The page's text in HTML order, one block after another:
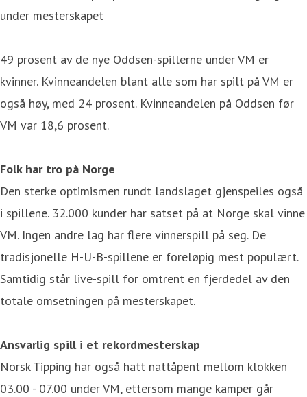
under mesterskapet
49 prosent av de nye Oddsen-spillerne under VM er
kvinner. Kvinneandelen blant alle som har spilt på VM er
også høy, med 24 prosent. Kvinneandelen på Oddsen før
VM var 18,6 prosent.
Folk har tro på Norge
Den sterke optimismen rundt landslaget gjenspeiles også
i spillene. 32.000 kunder har satset på at Norge skal vinne
VM. Ingen andre lag har flere vinnerspill på seg. De
tradisjonelle H-U-B-spillene er foreløpig mest populært.
Samtidig står live-spill for omtrent en fjerdedel av den
totale omsetningen på mesterskapet.
Ansvarlig spill i et rekordmesterskap
Norsk Tipping har også hatt nattåpent mellom klokken
03.00 - 07.00 under VM, ettersom mange kamper går